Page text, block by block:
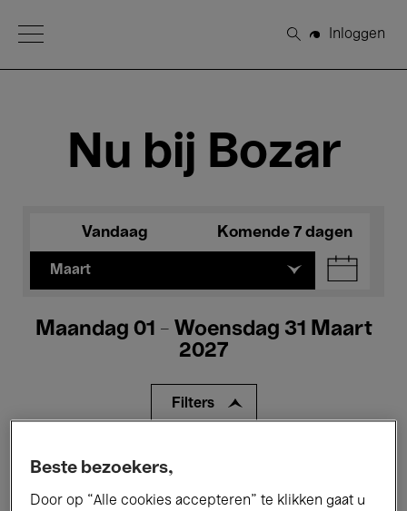
Open Menu
Zoeken
Inloggen
Nu bij Bozar
Vandaag Komende 7 dagen
Maart
Maandag 01 - Woensdag 31 Maart
2027
Filters
Alle evenementen
Tentoonstellingen Films
Beste bezoekers,
Door op “Alle cookies accepteren” te klikken gaat u